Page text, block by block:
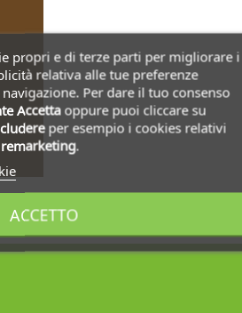
propri e di terze parti per migliorare i
relativa alle tue preferenze
Per dare il tuo consenso
Accettaoppure puoi cliccare su
per esempio i cookies relativi
.
ACCETTO